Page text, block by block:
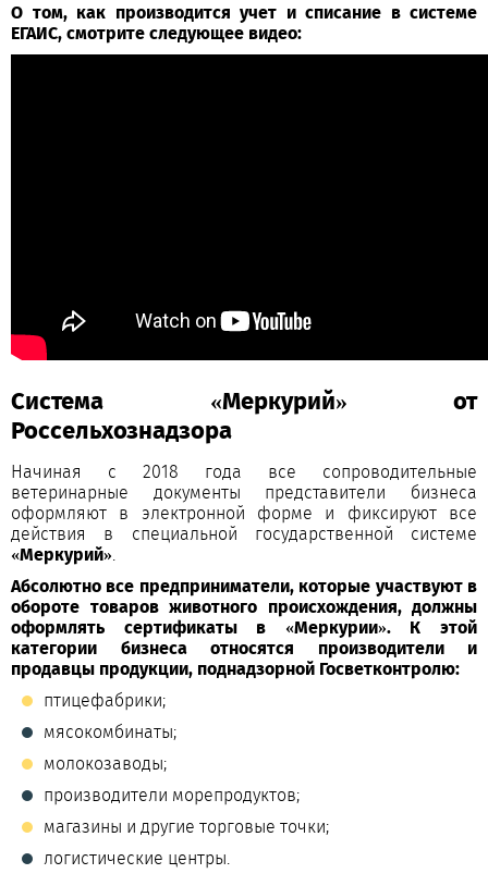
О том, как производится учет и списание в системе
ЕГАИС, смотрите следующее видео:
Система «Меркурий» от
Россельхознадзора
Начиная с 2018 года все сопроводительные
ветеринарные документы представители бизнеса
оформляют в электронной форме и фиксируют все
действия в специальной государственной системе
«Меркурий»
Абсолютно все предприниматели, которые участвуют в
обороте товаров животного происхождения, должны
оформлять сертификаты в «Меркурии». К этой
категории бизнеса относятся производители и
продавцы продукции, поднадзорной Госветконтролю:
птицефабрики;
мясокомбинаты;
молокозаводы;
производители морепродуктов;
магазины и другие торговые точки;
логистические центры.